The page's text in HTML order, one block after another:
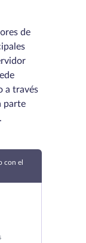
de
a través
parte
con el